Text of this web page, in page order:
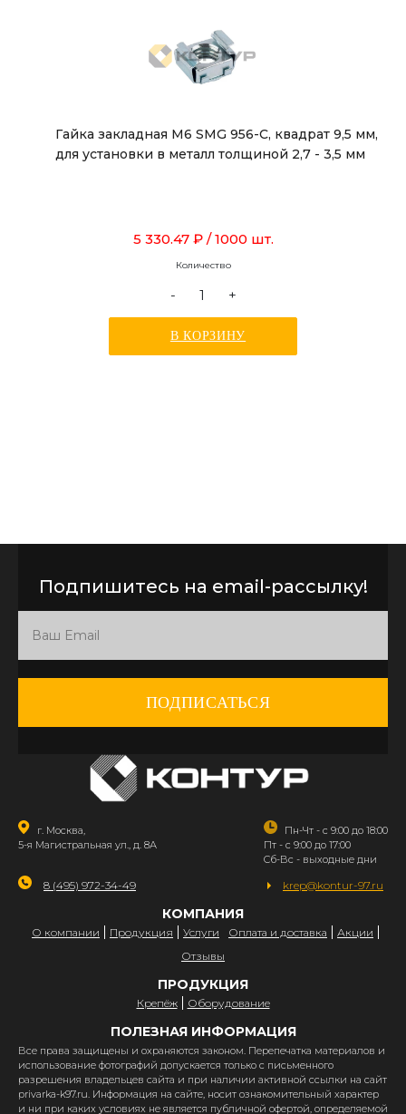
Гайка закладная М6 SMG 956-C, квадрат 9,5 мм,
для установки в металл толщиной 2,7 - 3,5 мм
5 330.47 ₽ / 1000 шт.
Количество
- +
В КОРЗИНУ
Подпишитесь на email-рассылку!
ПОДПИСАТЬСЯ
г. Москва,
5-я Магистральная ул., д. 8А
Пн-Чт - с 9:00 до 18:00
Пт - с 9:00 до 17:00
Сб-Вс - выходные дни
8 (495) 972-34-49 krep@kontur-97.ru
КОМПАНИЯ
О компании Продукция Услуги Оплата и доставка
Акции
Отзывы
ПРОДУКЦИЯ
Крепёж Оборудование
ПОЛЕЗНАЯ ИНФОРМАЦИЯ
Все права защищены и охраняются законом. Перепечатка материалов и
использование фотографий допускается только с письменного
разрешения владельцев сайта и при наличии активной ссылки на сайт
privarka-k97.ru. Информация на сайте, носит ознакомительный характер
и ни при каких условиях не является публичной офертой, определяемой